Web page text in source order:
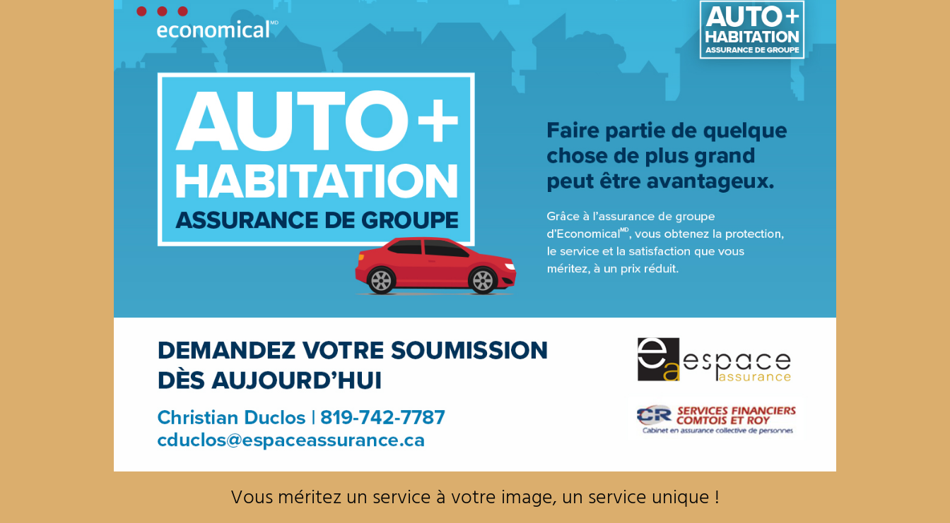
Vous méritez un service à votre image, un service unique !